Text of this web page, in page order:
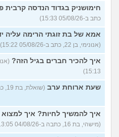
בטיילת או מועדון?
(רואי, בן
26)
לוקח אותי לדייטים גרועים
האם להמשיך?
(נטע, בת 21)
עוד שאלות
חימושניק בגדוד הנדסה קרבית
כתב ב-05/08/26 15:33)
אמא של בת זוגתי הרימה עליה
(אנונימי, בן 22, כתב ב-05/08/26 15:22)
איך להכיר חברים בגיל הזה?
15:13)
שעת ארוחת ערב (שואלת, בת 19, כתבה ב-04/08/26 13:14)
איך להמשיך לחיות? איך
(מישהי, בת 16, כתבה ב-04/08/26 13:05)